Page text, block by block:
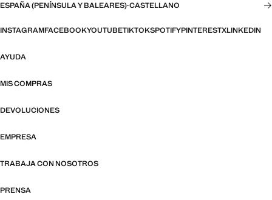
ESPAÑA (PENÍNSULA Y BALEARES)·CASTELLANO
INSTAGRAMFACEBOOKYOUTUBETIKTOKSPOTIFYPINTERESTXLINKEDIN
AYUDA
MIS COMPRAS
DEVOLUCIONES
EMPRESA
TRABAJA CON NOSOTROS
PRENSA